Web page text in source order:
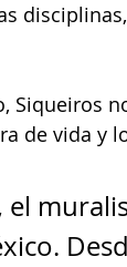
Siqueiros
de vida y
el